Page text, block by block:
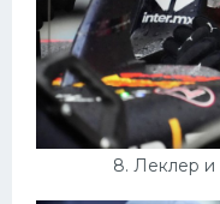
8. Леклер и